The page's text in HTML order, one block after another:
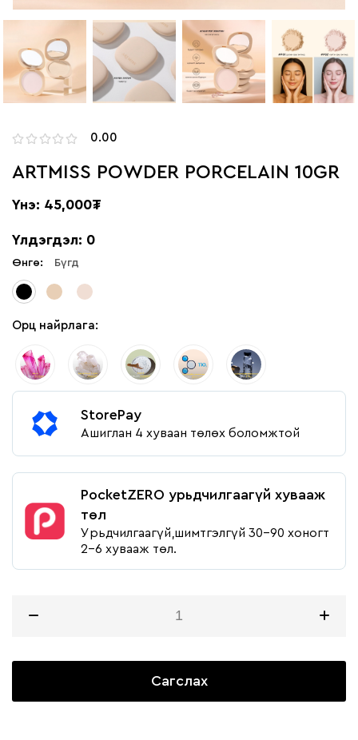
0.00
ARTMISS POWDER PORCELAIN 10GR
Үнэ: 45,000₮
Үлдэгдэл: 0
Өнгө: Бүгд
Орц найрлага:
StorePay
Ашиглан 4 хуваан төлөх боломжтой
PocketZERO урьдчилгаагүй хувааж
төл
Урьдчилгаагүй,шимтгэлгүй 30-90 хоногт
2-6 хувааж төл.
Сагслах